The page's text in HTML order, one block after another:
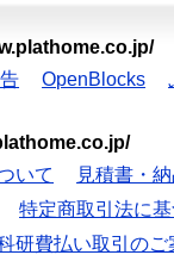
OpenBlocks
いて
見積書・
特定商取引法に
研費払い取引のご